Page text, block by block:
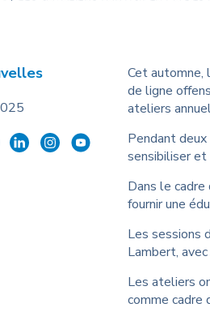
Cet automne,
de ligne
ateliers
Pendant
sensibiliser et
Dans le
fournir une
Les sessions
Lambert,
Les ateliers
comme cadre